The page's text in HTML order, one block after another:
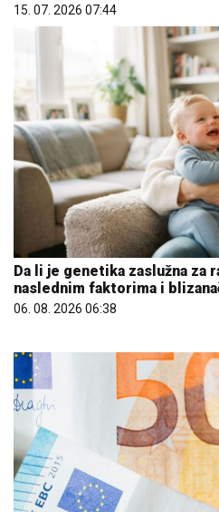
15. 07. 2026 07:44
Da li je genetika zaslužna za
naslednim faktorima i
06. 08. 2026 06:38